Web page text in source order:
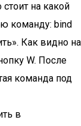
на какой
команду: bind
Как видно на
W. После
команда под
в